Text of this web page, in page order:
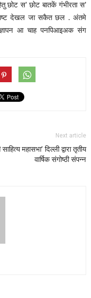
स’ छोट बातकें गंभीरता स’
देखल जा सकैत छल . अंतमे
ज्ञापन आ चाह पनपिआइअक संग
Next article
महासभा’ दिल्ली द्वारा तृतीय
वार्षिक संगोष्ठी संपन्न